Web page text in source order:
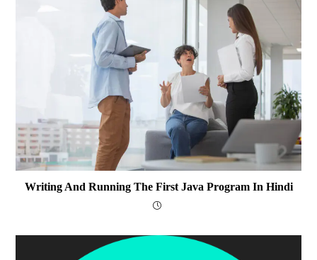
Writing And Running The First Java Program In Hindi